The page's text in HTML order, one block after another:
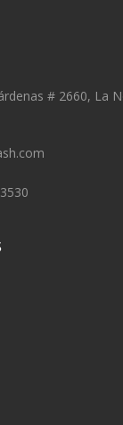
# 2660, La